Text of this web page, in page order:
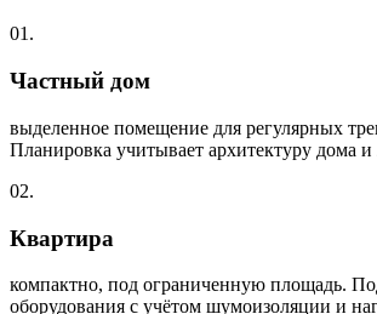
01.
Частный дом
выделенное помещение для регулярных
Планировка учитывает архитектуру дома
02.
Квартира
компактно, под ограниченную площадь.
оборудования с учётом шумоизоляции и